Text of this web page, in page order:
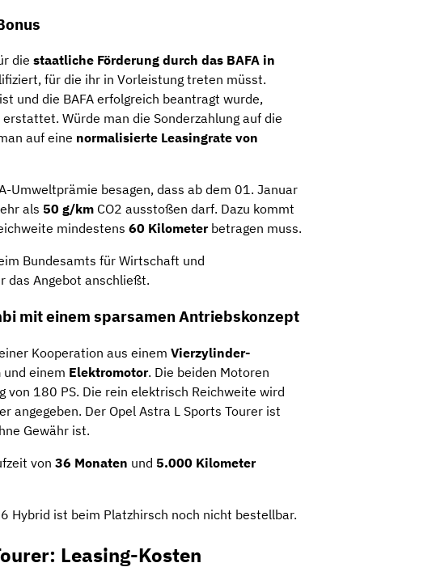
die staatliche Förderung durch das BAFA in
für die ihr in Vorleistung treten müsst.
und die BAFA erfolgreich beantragt wurde,
Würde man die Sonderzahlung auf die
auf eine normalisierte Leasingrate von
Umweltprämie besagen, dass ab dem 01. Januar
als 50 g/km CO2 ausstoßen darf. Dazu kommt
mindestens 60 Kilometerbetragen muss.
Bundesamts für Wirtschaft und
das Angebot anschließt.
mit einem sparsamen Antriebskonzept
Kooperation aus einem Vierzylinder-
und einem Elektromotor. Die beiden Motoren
von 180 PS. Die rein elektrisch Reichweite wird
angegeben. Der Opel Astra L Sports Tourer ist
Gewähr ist.
von 36 Monaten und 5.000 Kilometer
Hybrid ist beim Platzhirsch noch nicht bestellbar.
Leasing-Kosten